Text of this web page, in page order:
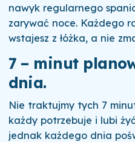
nawyk regularnego
zarywać noce. Każdego
wstajesz z łóżka, a nie
7 – minut
dnia.
Nie traktujmy tych 7
każdy potrzebuje i lubi
jednak każdego dnia